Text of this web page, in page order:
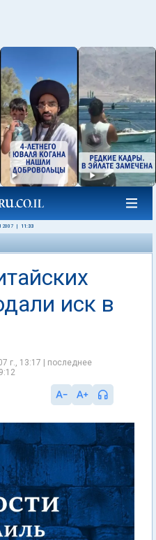
2007 11:33
иск в
г., 13:17 | последнее